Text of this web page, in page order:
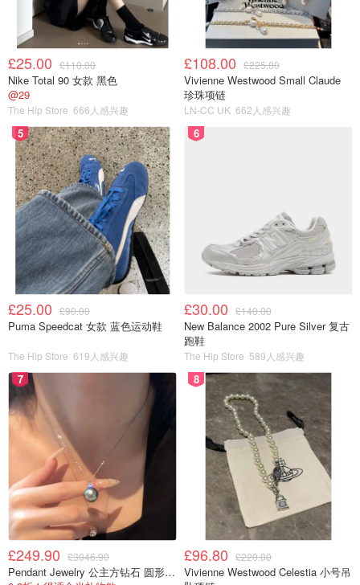
£25.00 £110.00
Nike Total 90 女款 黑色
@29
The Hip Store 666人感兴趣
£108.00 £225.00
Vivienne Westwood Small Claude
珍珠项链
LN-CC UK 662人感兴趣
5
£25.00 £90.00
Puma Speedcat 女款 蓝色运动鞋
The Hip Store 619人感兴趣
6
£30.00 £140.00
New Balance 2002 Pure Silver 复古
跑鞋
The Hip Store 589人感兴趣
7
£249.90 £3046.90
Pendant Jewelry 公主方钻石 圆形大溪地珍珠吊坠 11-12mm
8
£96.80 £220.00
Vivienne Westwood Celestia 小号吊